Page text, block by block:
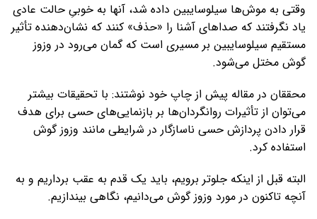
وقتی به موش‌ها سیلوسایبین داده شد، آنها به خوبیِ حالت عادی
یاد نگرفتند که صداهای آشنا را «حذف» کنند که نشان‌دهنده تأثیر
مستقیم سیلوسایبین بر مسیری است که گمان می‌رود در وزوز
گوش مختل می‌شود.
محققان در مقاله پیش از چاپ خود نوشتند: با تحقیقات بیشتر
می‌توان از تأثیرات روانگردان‌ها بر بازنمایی‌های حسی برای هدف
قرار دادن پردازش حسی ناسازگار در شرایطی مانند وزوز گوش
استفاده کرد.
البته قبل از اینکه جلوتر برویم، باید یک قدم به عقب برداریم و به
آنچه تاکنون در مورد وزوز گوش می‌دانیم، نگاهی بیندازیم.